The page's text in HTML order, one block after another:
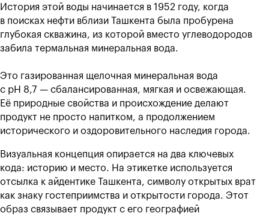
История этой воды начинается в 1952 году, когда
в поисках нефти вблизи Ташкента была пробурена
глубокая скважина, из которой вместо углеводородов
забила термальная минеральная вода.
Это газированная щелочная минеральная вода
с pH 8,7 — сбалансированная, мягкая и освежающая.
Её природные свойства и происхождение делают
продукт не просто напитком, а продолжением
исторического и оздоровительного наследия города.
Визуальная концепция опирается на два ключевых
кода: историю и место. На этикетке используется
отсылка к айдентике Ташкента, символу открытых врат
как знаку гостеприимства и открытости города. Этот
образ связывает продукт с его географией